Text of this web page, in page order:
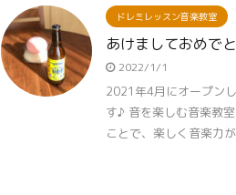
ドレミレッスン音楽教室
あけましておめで
2022/1/1
2021年4月にオープン
す♪ 音を楽しむ音楽教
ことで、楽しく音楽力